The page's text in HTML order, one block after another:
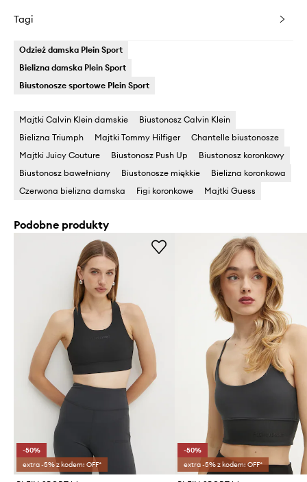
Tagi
Odzież damska Plein Sport
Bielizna damska Plein Sport
Biustonosze sportowe Plein Sport
Majtki Calvin Klein damskie
Biustonosz Calvin Klein
Bielizna Triumph
Majtki Tommy Hilfiger
Chantelle biustonosze
Majtki Juicy Couture
Biustonosz Push Up
Biustonosz koronkowy
Biustonosz bawełniany
Biustonosze miękkie
Bielizna koronkowa
Czerwona bielizna damska
Figi koronkowe Majtki Guess
Podobne produkty
-50%
extra -5% z kodem: OFF*
-50%
extra -5% z kodem: OFF*